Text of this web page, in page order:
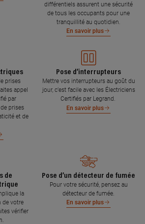
différentiels assurent une sécurité
de tous les occupants pour une
tranquillité au quotidien.
En savoir plus
prises
appel
par
prises
et de
Pose d’interrupteurs
Mettre vos interrupteurs au goût du
jour, c’est facile avec les Électriciens
Certifiés par Legrand.
En savoir plus
de
la
de votre
vérifier
Pose d’un détecteur de fumée
Pour votre sécurité, pensez au
détecteur de fumée.
En savoir plus